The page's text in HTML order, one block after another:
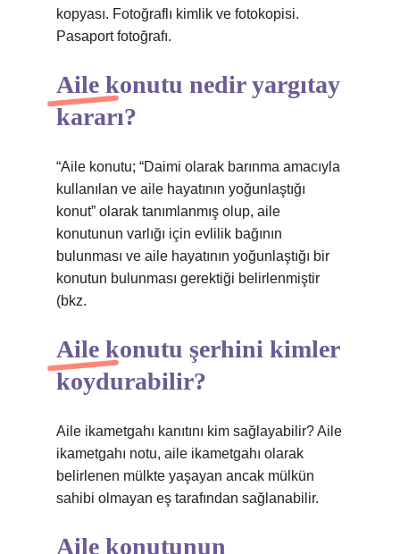
kopyası. Fotoğraflı kimlik ve fotokopisi.
Pasaport fotoğrafı.
Aile konutu nedir yargıtay
kararı?
“Aile konutu; “Daimi olarak barınma amacıyla
kullanılan ve aile hayatının yoğunlaştığı
konut” olarak tanımlanmış olup, aile
konutunun varlığı için evlilik bağının
bulunması ve aile hayatının yoğunlaştığı bir
konutun bulunması gerektiği belirlenmiştir
(bkz.
Aile konutu şerhini kimler
koydurabilir?
Aile ikametgahı kanıtını kim sağlayabilir? Aile
ikametgahı notu, aile ikametgahı olarak
belirlenen mülkte yaşayan ancak mülkün
sahibi olmayan eş tarafından sağlanabilir.
Aile konutunun